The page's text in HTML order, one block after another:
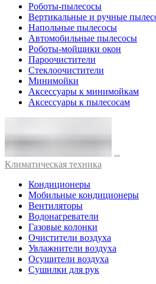
Роботы-пылесосы
Вертикальные и ручные
Напольные пылесосы
Автомобильные пылесосы
Роботы-мойщики окон
Пароочистители
Стеклоочистители
Минимойки
Аксессуары к минимойкам
Аксессуары к пылесосам
Климатическая техника
Кондиционеры
Мобильные кондиционеры
Вентиляторы
Водонагреватели
Газовые колонки
Очистители воздуха
Увлажнители воздуха
Осушители воздуха
Сушилки для рук